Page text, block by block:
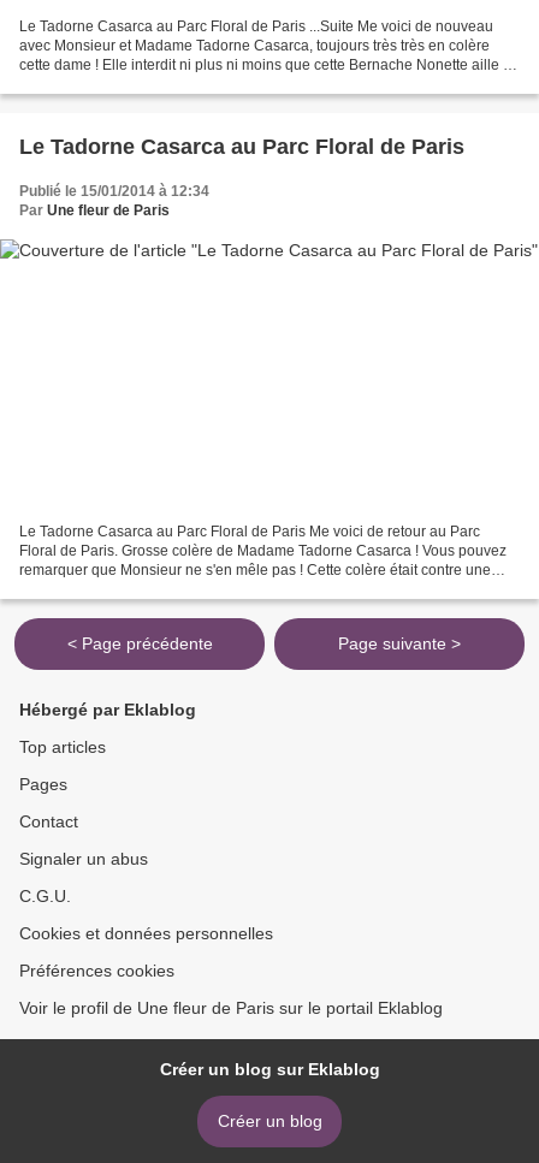
Le Tadorne Casarca au Parc Floral de Paris ...Suite Me voici de nouveau
avec Monsieur et Madame Tadorne Casarca, toujours très très en colère
cette dame ! Elle interdit ni plus ni moins que cette Bernache Nonette aille se
Le Tadorne Casarca au Parc Floral de Paris
Publié le 15/01/2014 à 12:34
Par Une fleur de Paris
Le Tadorne Casarca au Parc Floral de Paris Me voici de retour au Parc
Floral de Paris. Grosse colère de Madame Tadorne Casarca ! Vous pouvez
remarquer que Monsieur ne s'en mêle pas ! Cette colère était contre une
< Page précédente Page suivante >
Hébergé par Eklablog
Top articles
Pages
Contact
Signaler un abus
C.G.U.
Cookies et données personnelles
Préférences cookies
Voir le profil de Une fleur de Paris sur le portail Eklablog
Créer un blog sur Eklablog
Créer un blog